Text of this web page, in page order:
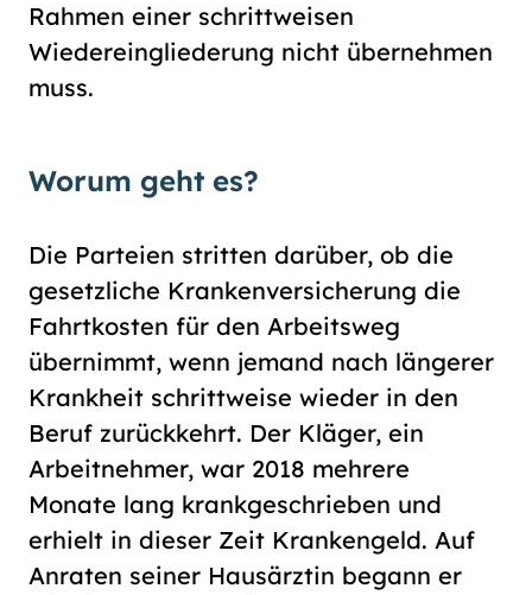
Kontrast
normal
hoch
Rahmen einer schrittweisen
Wiedereingliederung nicht übernehmen
muss.
Worum geht es?
Die Parteien stritten darüber, ob die
gesetzliche Krankenversicherung die
Fahrtkosten für den Arbeitsweg
übernimmt, wenn jemand nach längerer
Krankheit schrittweise wieder in den
Beruf zurückkehrt. Der Kläger, ein
Arbeitnehmer, war 2018 mehrere
Monate lang krankgeschrieben und
erhielt in dieser Zeit Krankengeld. Auf
Anraten seiner Hausärztin begann er